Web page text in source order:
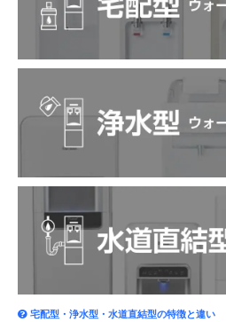
宅配型・浄水型・水道直結型の特徴と違い